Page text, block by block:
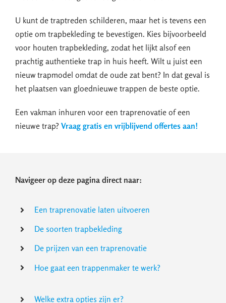
U kunt de traptreden schilderen, maar het is tevens een
optie om trapbekleding te bevestigen. Kies bijvoorbeeld
voor houten trapbekleding, zodat het lijkt alsof een
prachtig authentieke trap in huis heeft. Wilt u juist een
nieuw trapmodel omdat de oude zat bent? In dat geval is
het plaatsen van gloednieuwe trappen de beste optie.
Een vakman inhuren voor een traprenovatie of een
nieuwe trap? Vraag gratis en vrijblijvend offertes aan!
Navigeer op deze pagina direct naar:
Een traprenovatie laten uitvoeren
De soorten trapbekleding
De prijzen van een traprenovatie
Hoe gaat een trappenmaker te werk?
Welke extra opties zijn er?